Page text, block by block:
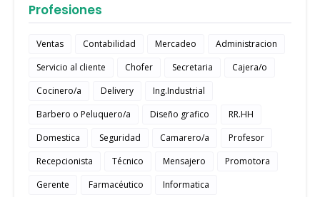
Profesiones
Ventas Contabilidad Mercadeo
Administracion
Servicio al cliente
Chofer Secretaria
Cajera/o
Cocinero/a
Delivery
Ing.Industrial
Barbero o Peluquero/a
Diseño grafico
RR.HH
Domestica
Seguridad Camarero/a
Profesor
Recepcionista
Técnico Mensajero
Promotora
Gerente
Farmacéutico Informatica